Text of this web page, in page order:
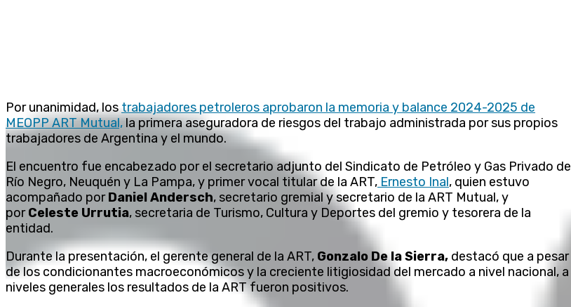
Por unanimidad, lostrabajadores petroleros aprobaron la memoria y balance 2024-2025 de
MEOPP ART Mutual,la primera aseguradora de riesgos del trabajo administrada por sus propios
trabajadores de Argentina y el mundo.
El encuentro fue encabezado por el secretario adjunto del Sindicato de Petróleo y Gas Privado de
Río Negro, Neuquén y La Pampa, y primer vocal titular de la ART, Ernesto Inal, quien estuvo
acompañado porDaniel Andersch, secretario gremial y secretario de la ART Mutual, y
porCeleste Urrutia, secretaria de Turismo, Cultura y Deportes del gremio y tesorera de la
entidad.
Durante la presentación, el gerente general de la ART, Gonzalo De la Sierra, destacó que a pesar
de los condicionantes macroeconómicos y la creciente litigiosidad del mercado a nivel nacional, a
niveles generales los resultados de la ART fueron positivos.